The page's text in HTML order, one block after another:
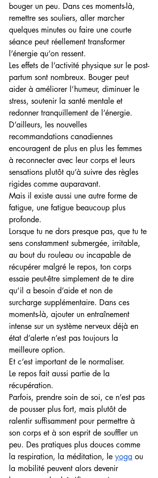
bouger un peu. Dans ces moments-là,
remettre ses souliers, aller marcher
quelques minutes ou faire une courte
séance peut réellement transformer
l’énergie qu’on ressent.
Les effets de l’activité physique sur le post-
partum sont nombreux. Bouger peut
aider à améliorer l’humeur, diminuer le
stress, soutenir la santé mentale et
redonner tranquillement de l’énergie.
D’ailleurs, les nouvelles
recommandations canadiennes
encouragent de plus en plus les femmes
à reconnecter avec leur corps et leurs
sensations plutôt qu’à suivre des règles
rigides comme auparavant.
Mais il existe aussi une autre forme de
fatigue, une fatigue beaucoup plus
profonde.
Lorsque tu ne dors presque pas, que tu te
sens constamment submergée, irritable,
au bout du rouleau ou incapable de
récupérer malgré le repos, ton corps
essaie peut-être simplement de te dire
qu’il a besoin d’aide et non de
surcharge supplémentaire. Dans ces
moments-là, ajouter un entraînement
intense sur un système nerveux déjà en
état d’alerte n’est pas toujours la
meilleure option.
Et c’est important de le normaliser.
Le repos fait aussi partie de la
récupération.
Parfois, prendre soin de soi, ce n’est pas
de pousser plus fort, mais plutôt de
ralentir suffisamment pour permettre à
son corps et à son esprit de souffler un
peu. Des pratiques plus douces comme
la respiration, la méditation, le yoga ou
la mobilité peuvent alors devenir